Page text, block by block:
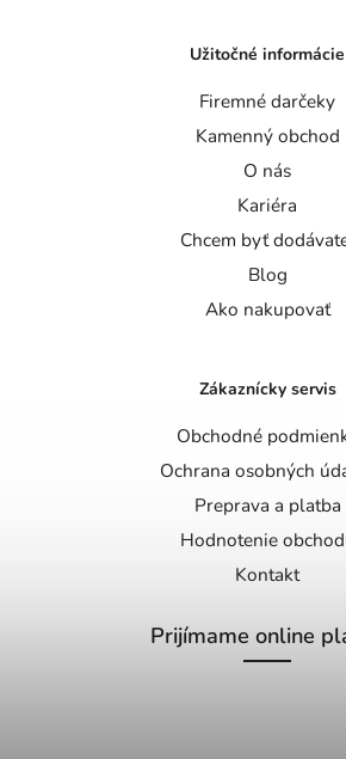
Užitočné informácie
Firemné darčeky
Kamenný obchod
O nás
Kariéra
Chcem byť
Blog
Ako nakupovať
Zákaznícky servis
Obchodné
Ochrana osobných
Preprava a platba
Hodnotenie
Kontakt
Prijímame online